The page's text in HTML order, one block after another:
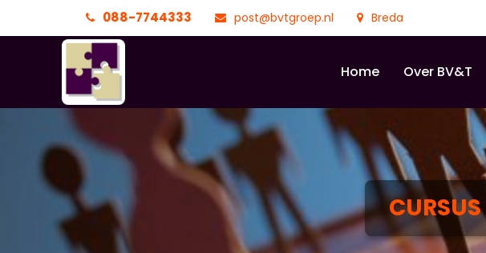
088-7744333 post@bvtgroep.nl Breda
Home Over BV&T
CURSUS